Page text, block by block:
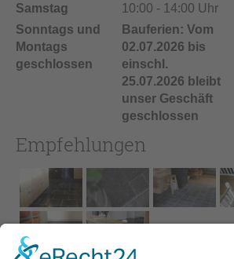
Samstag
10:00 - 14:00 Uhr
Sonntags und
Montags
geschlossen
Bauferien: Vom
02.07.2026 bis
einschl.
25.07.2026 bleibt
unser Geschäft
geschlossen
Empfehlungen